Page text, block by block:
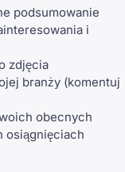
podsumowanie
i
zdjęcia
branży (komentuj
obecnych
osiągnięciach